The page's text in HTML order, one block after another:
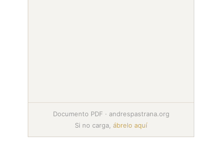
Documento PDF · andrespastrana.org
Si no carga, ábrelo aquí